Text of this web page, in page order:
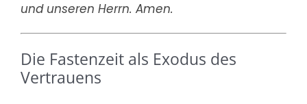
und unseren Herrn. Amen.
Die Fastenzeit als Exodus des
Vertrauens